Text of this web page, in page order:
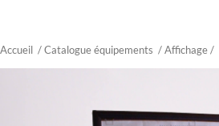
Accueil / Catalogue équipements /Affichage/